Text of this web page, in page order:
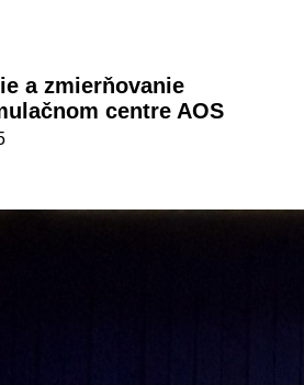
a zmierňovanie
centre AOS